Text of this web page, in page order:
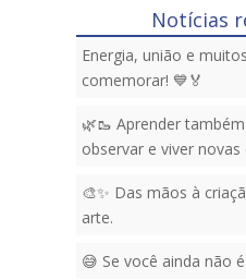
Notícias
Energia, união e
comemorar! 💙🏅
🌿🥾 Aprender
observar e viver novas
🎨✨ Das mãos à
arte.
😅 Se você ainda não